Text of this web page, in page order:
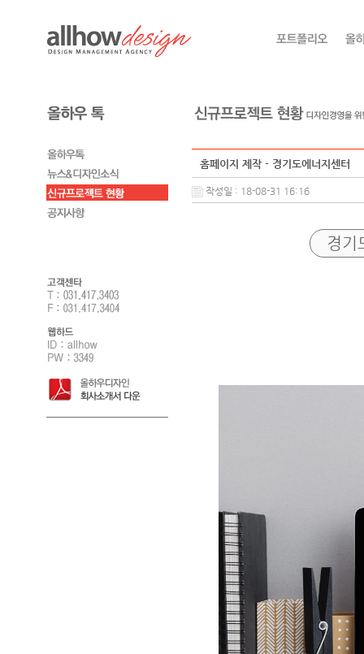
홈페이지 제작 - 경기도에너지센터
작성일 : 18-08-31 16:16
경기